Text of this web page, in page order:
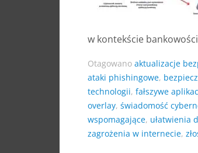
w kontekście
Otagowano aktualizacje
ataki phishingowe,
technologii, fałszywe
overlay, świadomość
wspomagające, ułatwienia
zagrożenia w internecie,